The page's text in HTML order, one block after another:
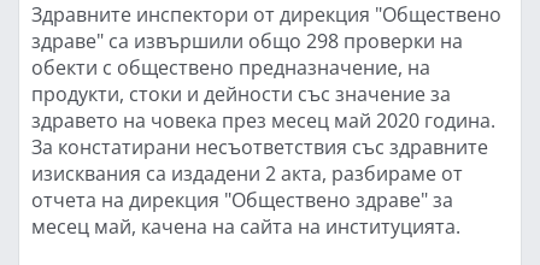
Здравните инспектори от дирекция "Обществено
здраве" са извършили общо 298 проверки на
обекти с обществено предназначение, на
продукти, стоки и дейности със значение за
здравето на човека през месец май 2020 година.
За констатирани несъответствия със здравните
изисквания са издадени 2 акта, разбираме от
отчета на дирекция "Обществено здраве" за
месец май, качена на сайта на институцията.